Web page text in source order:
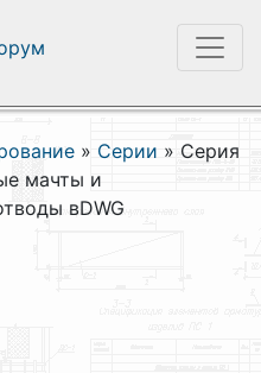
» Серии » Серия
мачты и
вDWG